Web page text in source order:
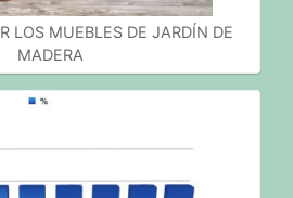
LOS MUEBLES DE JARDÍN DE
MADERA